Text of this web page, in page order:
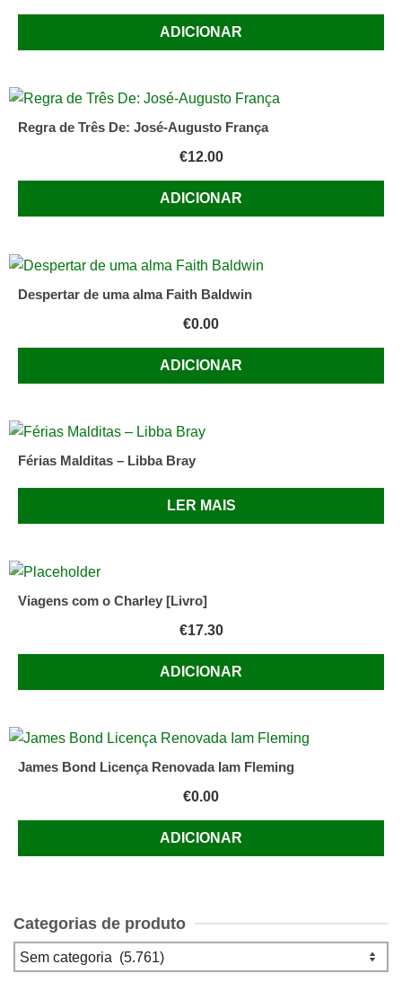
ADICIONAR
Regra de Três De: José-Augusto França
€12.00
ADICIONAR
Despertar de uma alma Faith Baldwin
€0.00
ADICIONAR
Férias Malditas – Libba Bray
LER MAIS
Viagens com o Charley [Livro]
€17.30
ADICIONAR
James Bond Licença Renovada Iam Fleming
€0.00
ADICIONAR
Categorias de produto